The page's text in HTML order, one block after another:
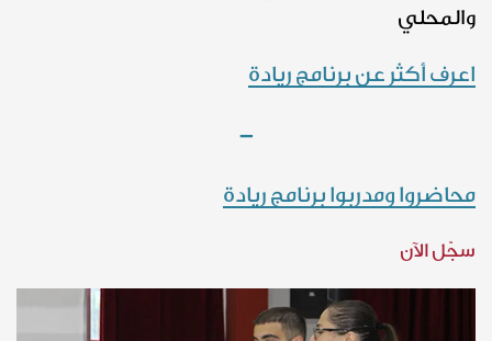
والمحلي
اعرف أكثر عن برنامج ريادة
–
محاضروا ومدربوا برنامج ريادة
سجّل الآن